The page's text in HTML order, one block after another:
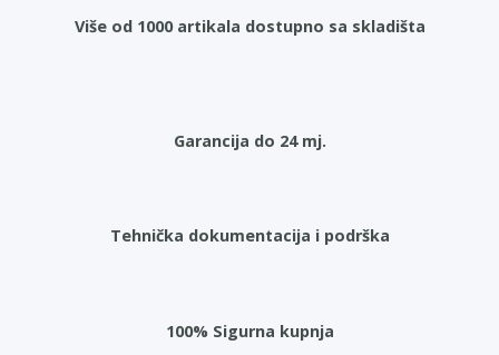
Više od 1000 artikala dostupno sa skladišta
Garancija do 24 mj.
Tehnička dokumentacija i podrška
100% Sigurna kupnja